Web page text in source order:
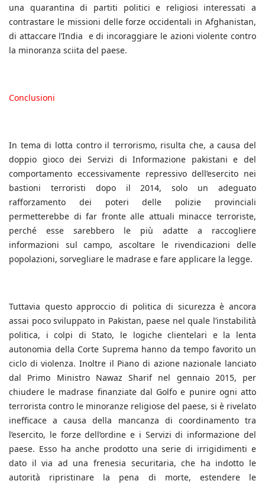
una quarantina di partiti politici e religiosi interessati a
contrastare le missioni delle forze occidentali in Afghanistan,
di attaccare l’India e di incoraggiare le azioni violente contro
la minoranza sciita del paese.
Conclusioni
In tema di lotta contro il terrorismo, risulta che, a causa del
doppio gioco dei Servizi di Informazione pakistani e del
comportamento eccessivamente repressivo dell’esercito nei
bastioni terroristi dopo il 2014, solo un adeguato
rafforzamento dei poteri delle polizie provinciali
permetterebbe di far fronte alle attuali minacce terroriste,
perché esse sarebbero le più adatte a raccogliere
informazioni sul campo, ascoltare le rivendicazioni delle
popolazioni, sorvegliare le madrase e fare applicare la legge.
Tuttavia questo approccio di politica di sicurezza è ancora
assai poco sviluppato in Pakistan, paese nel quale l’instabilità
politica, i colpi di Stato, le logiche clientelari e la lenta
autonomia della Corte Suprema hanno da tempo favorito un
ciclo di violenza. Inoltre il Piano di azione nazionale lanciato
dal Primo Ministro Nawaz Sharif nel gennaio 2015, per
chiudere le madrase finanziate dal Golfo e punire ogni atto
terrorista contro le minoranze religiose del paese, si è rivelato
inefficace a causa della mancanza di coordinamento tra
l’esercito, le forze dell’ordine e i Servizi di informazione del
paese. Esso ha anche prodotto una serie di irrigidimenti e
dato il via ad una frenesia securitaria, che ha indotto le
autorità ripristinare la pena di morte, estendere le